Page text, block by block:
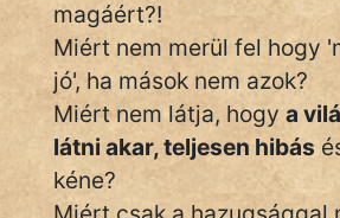
magáért?!
Miért nem merül fel hogy
jó', ha mások nem azok?
Miért nem látja, hogy a
látni akar, teljesen hibás
kéne?